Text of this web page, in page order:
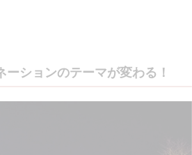
ーションのテーマが変わる！